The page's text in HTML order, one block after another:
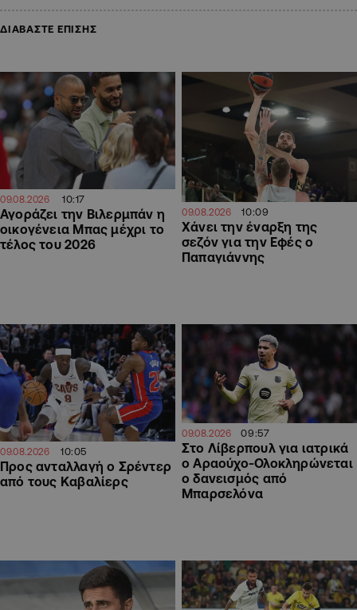
ΔΙΑΒΑΣΤΕ ΕΠΙΣΗΣ
09.08.2026 10:17
Αγοράζει την Βιλερμπάν η
οικογένεια Μπας μέχρι το
τέλος του 2026
09.08.2026 10:09
Χάνει την έναρξη της
σεζόν για την Εφές ο
Παπαγιάννης
09.08.2026 10:05
Προς ανταλλαγή ο Σρέντερ
από τους Καβαλίερς
09.08.2026 09:57
Στο Λίβερπουλ για ιατρικά
ο Αραούχο-Ολοκληρώνεται
ο δανεισμός από
Μπαρσελόνα